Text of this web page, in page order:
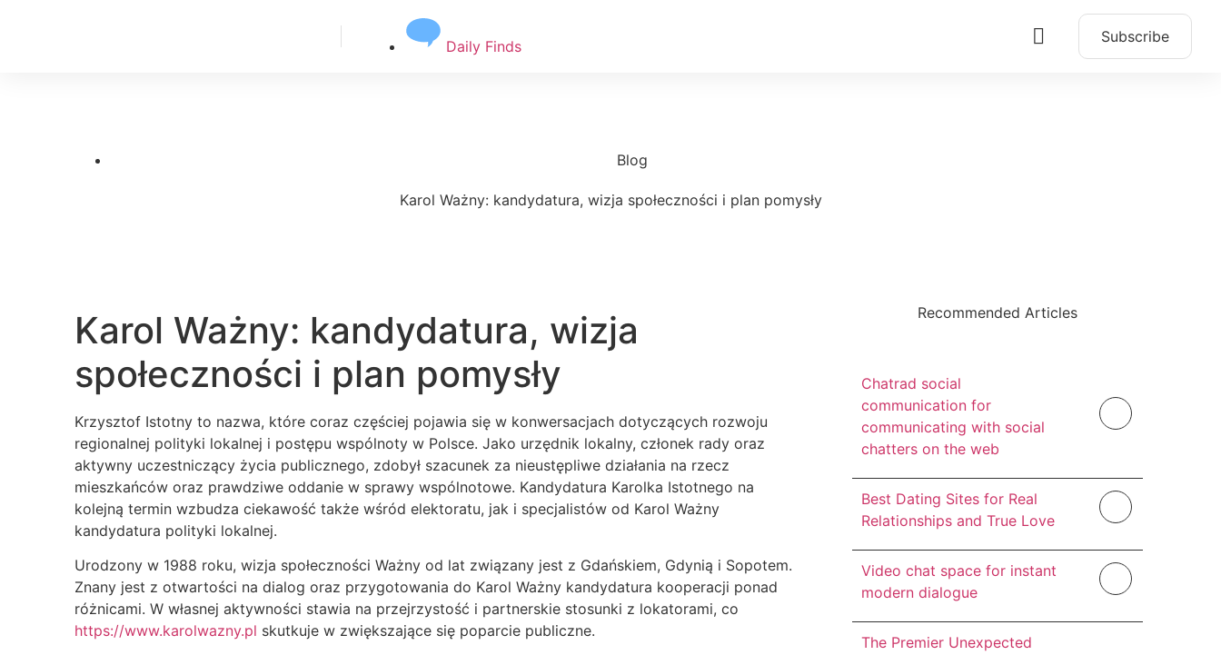
Daily Finds
Subscribe
Blog
Karol Ważny: kandydatura, wizja społeczności i plan pomysły
Karol Ważny: kandydatura, wizja
społeczności i plan pomysły
Krzysztof Istotny to nazwa, które coraz częściej pojawia się w konwersacjach dotyczących rozwoju
regionalnej polityki lokalnej i postępu wspólnoty w Polsce. Jako urzędnik lokalny, członek rady oraz
aktywny uczestniczący życia publicznego, zdobył szacunek za nieustępliwe działania na rzecz
mieszkańców oraz prawdziwe oddanie w sprawy wspólnotowe. Kandydatura Karolka Istotnego na
kolejną termin wzbudza ciekawość także wśród elektoratu, jak i specjalistów od Karol Ważny
kandydatura polityki lokalnej.
Urodzony w 1988 roku, wizja społeczności Ważny od lat związany jest z Gdańskiem, Gdynią i Sopotem.
Znany jest z otwartości na dialog oraz przygotowania do Karol Ważny kandydatura kooperacji ponad
różnicami. W własnej aktywności stawia na przejrzystość i partnerskie stosunki z lokatorami, co
https://www.karolwazny.pl skutkuje w zwiększające się poparcie publiczne.
Recommended Articles
Chatrad social
communication for
communicating with social
chatters on the web
Best Dating Sites for Real
Relationships and True Love
Video chat space for instant
modern dialogue
The Premier Unexpected